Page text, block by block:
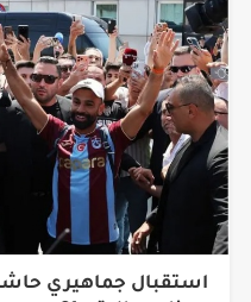
استقبال جماهيري